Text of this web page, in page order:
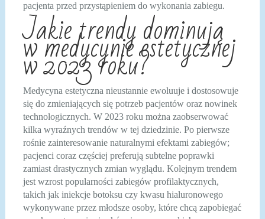
pacjenta przed przystąpieniem do wykonania zabiegu.
Jakie trendy dominują
w medycynie estetycznej
w 2023 roku?
Medycyna estetyczna nieustannie ewoluuje i dostosowuje
się do zmieniających się potrzeb pacjentów oraz nowinek
technologicznych. W 2023 roku można zaobserwować
kilka wyraźnych trendów w tej dziedzinie. Po pierwsze
rośnie zainteresowanie naturalnymi efektami zabiegów;
pacjenci coraz częściej preferują subtelne poprawki
zamiast drastycznych zmian wyglądu. Kolejnym trendem
jest wzrost popularności zabiegów profilaktycznych,
takich jak iniekcje botoksu czy kwasu hialuronowego
wykonywane przez młodsze osoby, które chcą zapobiegać